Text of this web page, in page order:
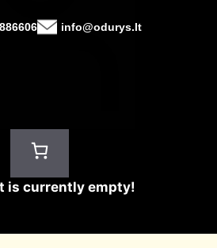
info@odurys.lt
is currently empty!